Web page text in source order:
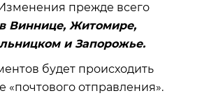
прежде всего
Виннице, Житомире,
и Запорожье.
будет происходить
«почтового отправления».